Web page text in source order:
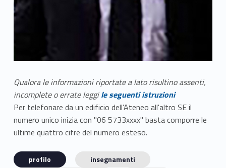
Qualora le informazioni riportate a lato risultino assenti,
incomplete o errate leggile seguenti istruzioni
Per telefonare da un edificio dell'Ateneo all'altro SE il
numero unico inizia con "06 5733xxxx" basta comporre le
ultime quattro cifre del numero esteso.
profilo
insegnamenti